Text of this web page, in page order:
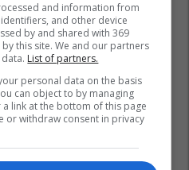
and information from
and other device
by and shared with 369
this site. We and our partners
List of partners.
personal data on the basis
can object to by managing
link at the bottom of this page
or withdraw consent in privacy